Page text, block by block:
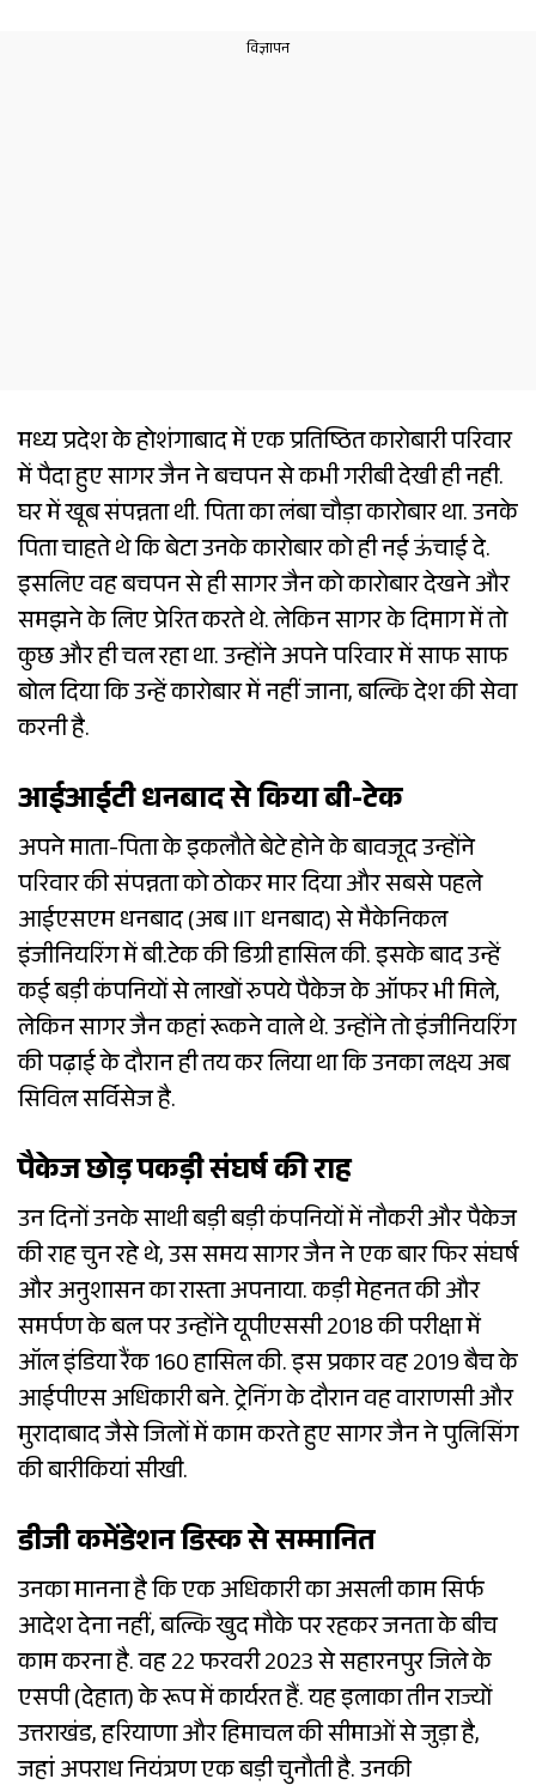
मध्य प्रदेश के होशंगाबाद में एक प्रतिष्ठित कारोबारी परिवार
में पैदा हुए सागर जैन ने बचपन से कभी गरीबी देखी ही नही.
घर में खूब संपन्नता थी. पिता का लंबा चौड़ा कारोबार था. उनके
पिता चाहते थे कि बेटा उनके कारोबार को ही नई ऊंचाई दे.
इसलिए वह बचपन से ही सागर जैन को कारोबार देखने और
समझने के लिए प्रेरित करते थे. लेकिन सागर के दिमाग में तो
कुछ और ही चल रहा था. उन्होंने अपने परिवार में साफ साफ
बोल दिया कि उन्हें कारोबार में नहीं जाना, बल्कि देश की सेवा
करनी है.
आईआईटी धनबाद से किया बी-टेक
अपने माता-पिता के इकलौते बेटे होने के बावजूद उन्होंने
परिवार की संपन्नता को ठोकर मार दिया और सबसे पहले
आईएसएम धनबाद (अब IIT धनबाद) से मैकेनिकल
इंजीनियरिंग में बी.टेक की डिग्री हासिल की. इसके बाद उन्हें
कई बड़ी कंपनियों से लाखों रुपये पैकेज के ऑफर भी मिले,
लेकिन सागर जैन कहां रूकने वाले थे. उन्होंने तो इंजीनियरिंग
की पढ़ाई के दौरान ही तय कर लिया था कि उनका लक्ष्य अब
सिविल सर्विसेज है.
पैकेज छोड़ पकड़ी संघर्ष की राह
उन दिनों उनके साथी बड़ी बड़ी कंपनियों में नौकरी और पैकेज
की राह चुन रहे थे, उस समय सागर जैन ने एक बार फिर संघर्ष
और अनुशासन का रास्ता अपनाया. कड़ी मेहनत की और
समर्पण के बल पर उन्होंने यूपीएससी 2018 की परीक्षा में
ऑल इंडिया रैंक 160 हासिल की. इस प्रकार वह 2019 बैच के
आईपीएस अधिकारी बने. ट्रेनिंग के दौरान वह वाराणसी और
मुरादाबाद जैसे जिलों में काम करते हुए सागर जैन ने पुलिसिंग
की बारीकियां सीखी.
डीजी कमेंडेशन डिस्क से सम्मानित
उनका मानना है कि एक अधिकारी का असली काम सिर्फ
आदेश देना नहीं, बल्कि खुद मौके पर रहकर जनता के बीच
काम करना है. वह 22 फरवरी 2023 से सहारनपुर जिले के
एसपी (देहात) के रूप में कार्यरत हैं. यह इलाका तीन राज्यों
उत्तराखंड, हरियाणा और हिमाचल की सीमाओं से जुड़ा है,
जहां अपराध नियंत्रण एक बड़ी चुनौती है. उनकी